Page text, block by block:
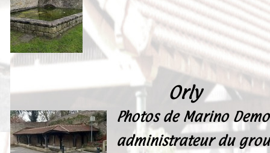
Peintures
Presse
Liens
Orly
Photos de Marino
administrateur du